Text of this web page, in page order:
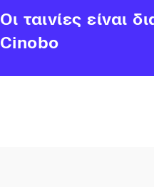
Οι ταινίες είναι
Cinobo